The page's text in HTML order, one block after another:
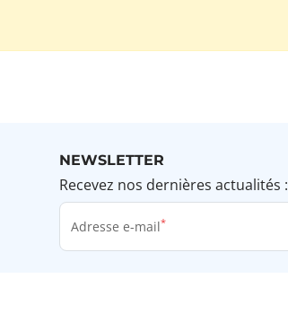
NEWSLETTER
Recevez nos dernières actualités :
Adresse e-mail